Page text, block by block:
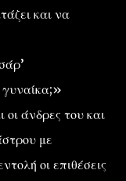
και να
γυναίκα;»
άνδρες του και
με
οι επιθέσεις